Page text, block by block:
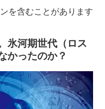
を含むことがあります
氷河期世代（ロス
かったのか？